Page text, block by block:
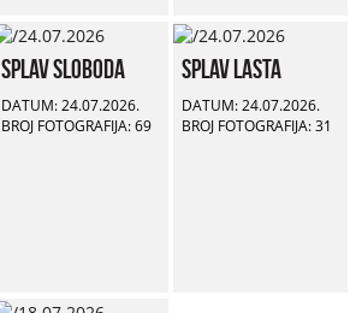
Splav Sloboda
DATUM: 24.07.2026.
BROJ FOTOGRAFIJA: 69
Splav Lasta
DATUM: 24.07.2026.
BROJ FOTOGRAFIJA: 31